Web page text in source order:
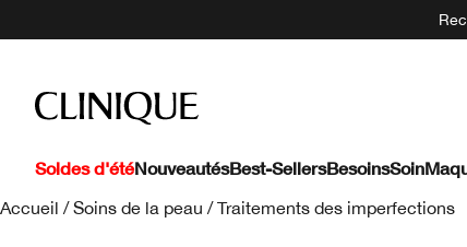
Soldes d'étéNouveautésBest-SellersBesoinsSoin
Accueil / Soins de la peau / Traitements des imperfections